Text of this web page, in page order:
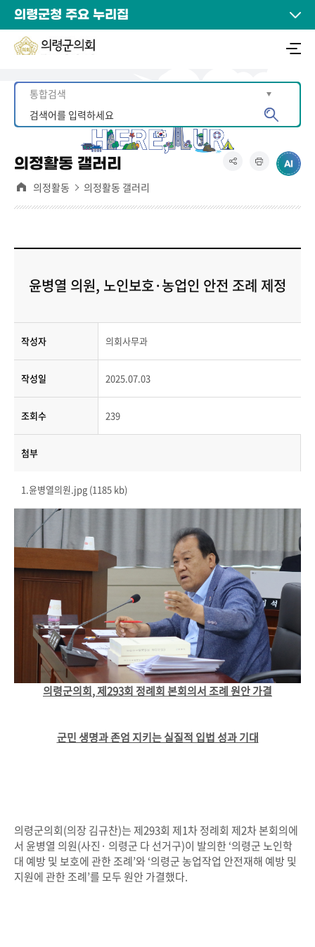
의령군청 주요 누리집
의정활동 갤러리
의정활동 의정활동 갤러리
윤병열 의원, 노인보호·농업인 안전 조례 제정
작성자 의회사무과
작성일 2025.07.03
조회수 239
첨부
1.윤병열의원.jpg (1185 kb)
의령군의회,제293회 정례회 본회의서 조례 원안 가결
군민 생명과 존엄 지키는 실질적 입법 성과 기대
의령군의회(의장 김규찬)는 제293회 제1차 정례회 제2차 본회의에
서 윤병열 의원(사진· 의령군 다 선거구)이 발의한 ‘의령군 노인학
대 예방 및 보호에 관한 조례’와 ‘의령군 농업작업 안전재해 예방 및
지원에 관한 조례’를 모두 원안 가결했다.